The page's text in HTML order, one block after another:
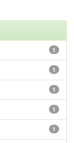
1
1
1
1
1